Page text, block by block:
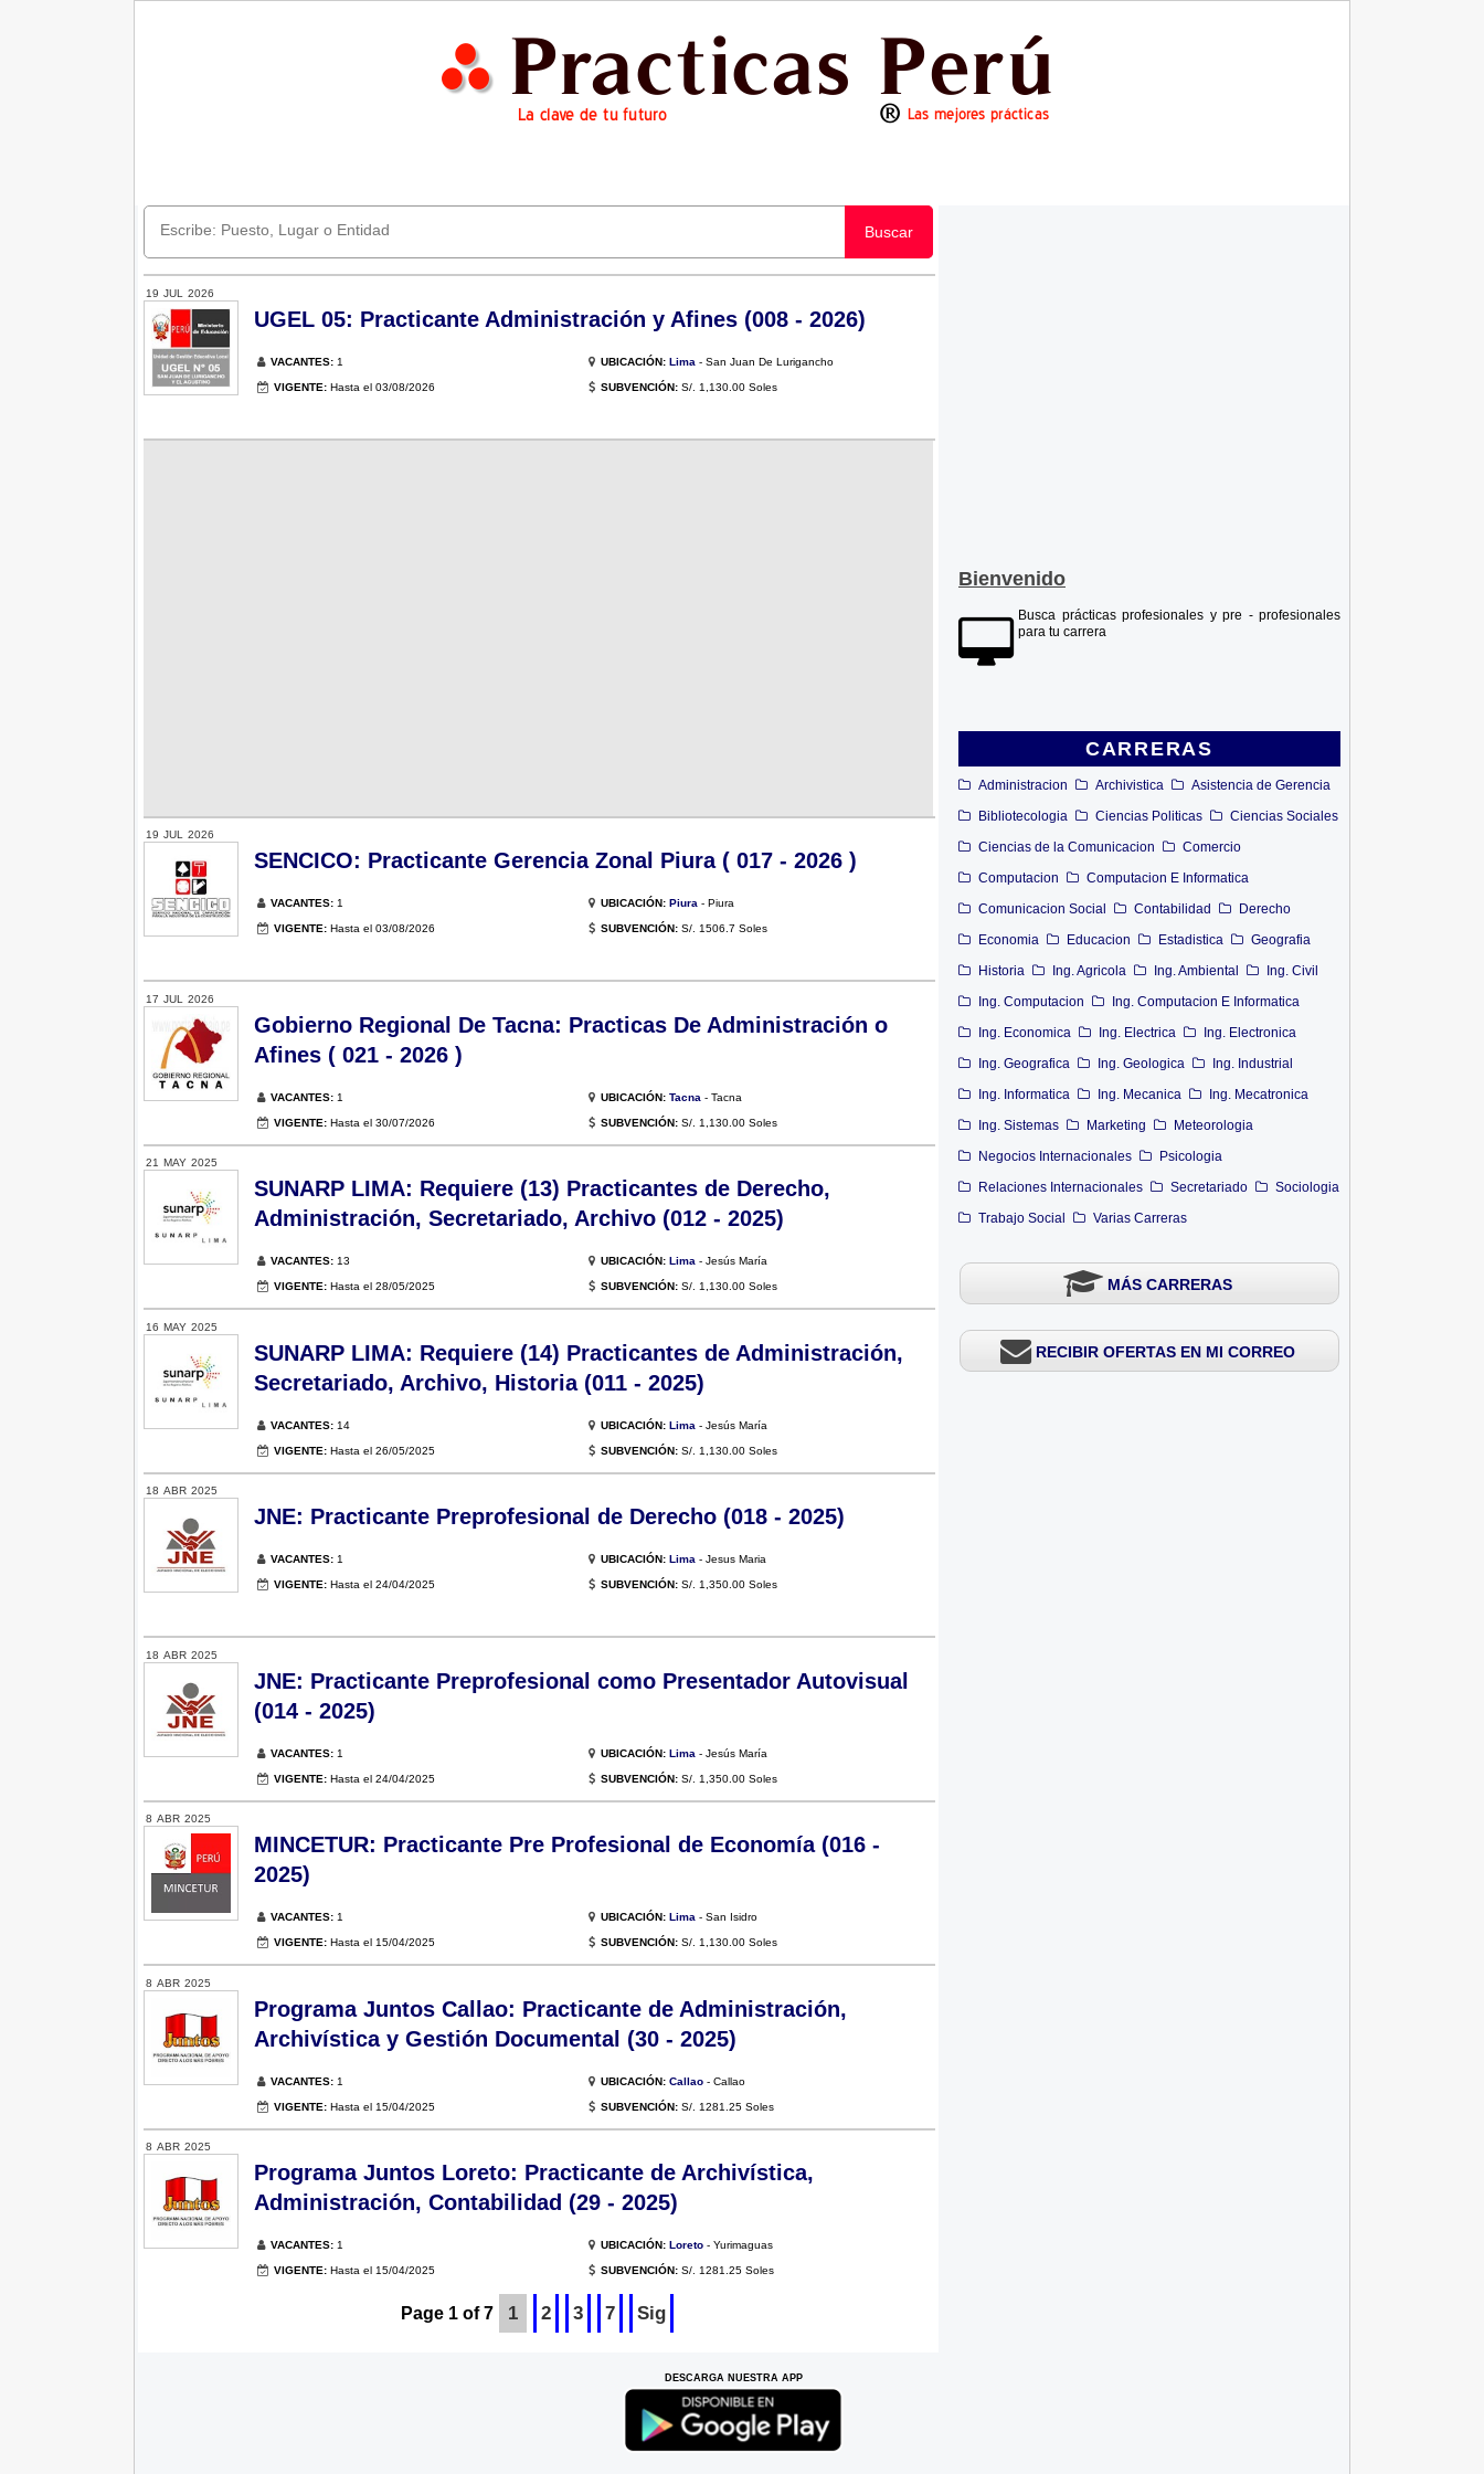
Bienvenido
Busca prácticas profesionales y pre - profesionales
para tu carrera
CARRERAS
Administracion Archivistica
Asistencia de Gerencia
Bibliotecologia
Ciencias Politicas
Ciencias Sociales
Ciencias de la Comunicacion
Comercio
Computacion
Computacion E Informatica
Comunicacion Social
Contabilidad
Derecho
Economia
Educacion Estadistica
Geografia
Historia
Ing. Agricola Ing. Ambiental
Ing. Civil
Ing. Computacion
Ing. Computacion E Informatica
Ing. Economica
Ing. Electrica
Ing. Electronica
Ing. Geografica
Ing. Geologica
Ing. Industrial
Ing. Informatica
Ing. Mecanica
Ing. Mecatronica
Ing. Sistemas
Marketing
Meteorologia
Negocios Internacionales
Psicologia
Relaciones Internacionales
Secretariado
Sociologia
Trabajo Social
Varias Carreras
MÁS CARRERAS
RECIBIR OFERTAS EN MI CORREO
Buscar
19 JUL 2026
UGEL 05: Practicante Administración y Afines (008 - 2026)
VACANTES: 1 UBICACIÓN: Lima - San Juan De Lurigancho
VIGENTE: Hasta el 03/08/2026 SUBVENCIÓN: S/. 1,130.00 Soles
19 JUL 2026
SENCICO: Practicante Gerencia Zonal Piura ( 017 - 2026 )
VACANTES: 1 UBICACIÓN: Piura - Piura
VIGENTE: Hasta el 03/08/2026 SUBVENCIÓN: S/. 1506.7 Soles
17 JUL 2026
Gobierno Regional De Tacna: Practicas De Administración o
Afines ( 021 - 2026 )
VACANTES: 1 UBICACIÓN: Tacna - Tacna
VIGENTE: Hasta el 30/07/2026 SUBVENCIÓN: S/. 1,130.00 Soles
21 MAY 2025
SUNARP LIMA: Requiere (13) Practicantes de Derecho,
Administración, Secretariado, Archivo (012 - 2025)
VACANTES: 13 UBICACIÓN: Lima - Jesús María
VIGENTE: Hasta el 28/05/2025 SUBVENCIÓN: S/. 1,130.00 Soles
16 MAY 2025
SUNARP LIMA: Requiere (14) Practicantes de Administración,
Secretariado, Archivo, Historia (011 - 2025)
VACANTES: 14 UBICACIÓN: Lima - Jesús María
VIGENTE: Hasta el 26/05/2025 SUBVENCIÓN: S/. 1,130.00 Soles
18 ABR 2025
JNE: Practicante Preprofesional de Derecho (018 - 2025)
VACANTES: 1 UBICACIÓN: Lima - Jesus Maria
VIGENTE: Hasta el 24/04/2025 SUBVENCIÓN: S/. 1,350.00 Soles
18 ABR 2025
JNE: Practicante Preprofesional como Presentador Autovisual
(014 - 2025)
VACANTES: 1 UBICACIÓN: Lima - Jesús María
VIGENTE: Hasta el 24/04/2025 SUBVENCIÓN: S/. 1,350.00 Soles
8 ABR 2025
MINCETUR: Practicante Pre Profesional de Economía (016 -
2025)
VACANTES: 1 UBICACIÓN: Lima - San Isidro
VIGENTE: Hasta el 15/04/2025 SUBVENCIÓN: S/. 1,130.00 Soles
8 ABR 2025
Programa Juntos Callao: Practicante de Administración,
Archivística y Gestión Documental (30 - 2025)
VACANTES: 1 UBICACIÓN: Callao - Callao
VIGENTE: Hasta el 15/04/2025 SUBVENCIÓN: S/. 1281.25 Soles
8 ABR 2025
Programa Juntos Loreto: Practicante de Archivística,
Administración, Contabilidad (29 - 2025)
VACANTES: 1 UBICACIÓN: Loreto - Yurimaguas
VIGENTE: Hasta el 15/04/2025 SUBVENCIÓN: S/. 1281.25 Soles
Page 1 of 7 1 2 3 7 Sig
DESCARGA NUESTRA APP